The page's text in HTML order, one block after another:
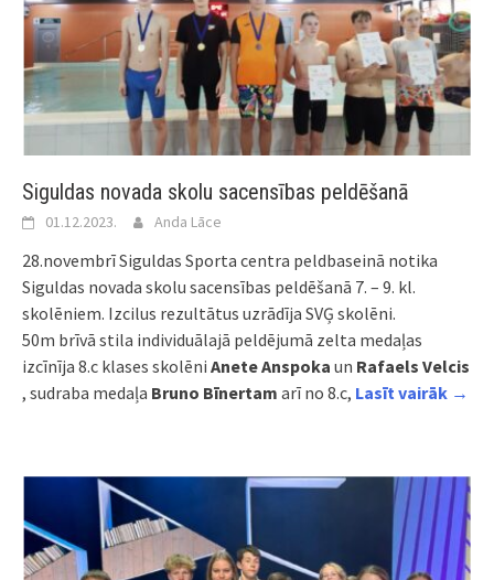
Siguldas novada skolu sacensības peldēšanā
01.12.2023. Anda Lāce
28.novembrī Siguldas Sporta centra peldbaseinā notika
Siguldas novada skolu sacensības peldēšanā 7. – 9. kl.
skolēniem. Izcilus rezultātus uzrādīja SVĢ skolēni.
50m brīvā stila individuālajā peldējumā zelta medaļas
izcīnīja 8.c klases skolēni Anete Anspoka un Rafaels Velcis
, sudraba medaļa Bruno Bīnertam arī no 8.c, Lasīt vairāk →